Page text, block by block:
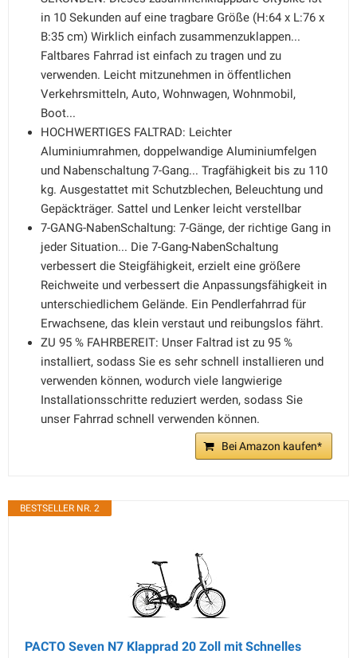
in 10 Sekunden auf eine tragbare Größe (H:64 x L:76 x
B:35 cm) Wirklich einfach zusammenzuklappen...
Faltbares Fahrrad ist einfach zu tragen und zu
verwenden. Leicht mitzunehmen in öffentlichen
Verkehrsmitteln, Auto, Wohnwagen, Wohnmobil,
Boot...
HOCHWERTIGES FALTRAD: Leichter
Aluminiumrahmen, doppelwandige Aluminiumfelgen
und Nabenschaltung 7-Gang... Tragfähigkeit bis zu 110
kg. Ausgestattet mit Schutzblechen, Beleuchtung und
Gepäckträger. Sattel und Lenker leicht verstellbar
7-GANG-NabenSchaltung: 7-Gänge, der richtige Gang in
jeder Situation... Die 7-Gang-NabenSchaltung
verbessert die Steigfähigkeit, erzielt eine größere
Reichweite und verbessert die Anpassungsfähigkeit in
unterschiedlichem Gelände. Ein Pendlerfahrrad für
Erwachsene, das klein verstaut und reibungslos fährt.
ZU 95 % FAHRBEREIT: Unser Faltrad ist zu 95 %
installiert, sodass Sie es sehr schnell installieren und
verwenden können, wodurch viele langwierige
Installationsschritte reduziert werden, sodass Sie
unser Fahrrad schnell verwenden können.
Bei Amazon kaufen*
BESTSELLER NR. 2
PACTO Seven N7 Klapprad 20 Zoll mit Schnelles